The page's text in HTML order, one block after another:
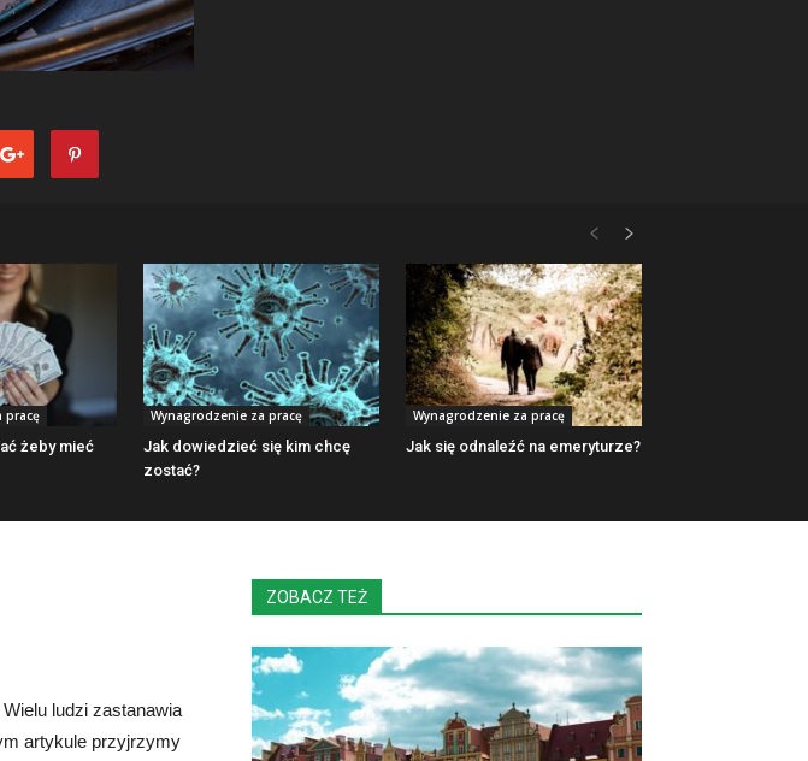
pracę
żeby mieć
Wynagrodzenie za pracę
Jak dowiedzieć się kim chcę
zostać?
Wynagrodzenie za pracę
Jak się odnaleźć na emeryturze?
ludzi zastanawia
artykule przyjrzymy
ZOBACZ TEŻ